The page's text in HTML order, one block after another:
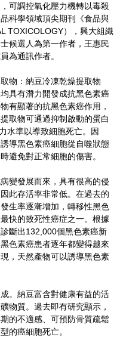
可調控氧化壓力機轉以毒殺
科學領域頂尖期刊《食品與
TOXICOLOGY），興大組織
候選人為第一作者，王惠民
為通訊作者。
物：納豆冷凍乾燥提取物
具有潛力開發成抗黑色素癌
有顯著的抗黑色素癌作用，
取物可通過抑制啟動的蛋白
水準以導致細胞死亡。因
導黑色素癌細胞從自噬狀態
避免對正常細胞的傷害。
變發展而來，具有很高的侵
此存活率非常低。在過去的
生率逐漸增加，轉移性黑色
快的致死性癌症之一。根據
斷出132,000個黑色素癌新
色素癌患者逐年都變得越來
，天然產物可以誘導黑色素
。納豆富含對健康有益的活
物質。過去即有研究顯示，
的不適感、可預防骨質疏鬆
的癌細胞死亡。